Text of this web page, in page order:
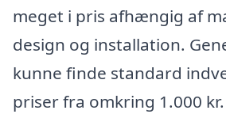
meget i pris afhængig af
design og installation.
kunne finde standard
priser fra omkring 1.000